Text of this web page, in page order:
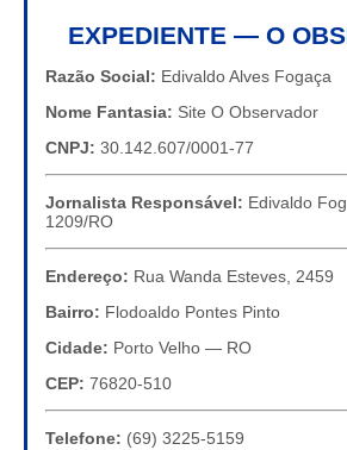
EXPEDIENTE — O
Razão Social: Edivaldo Alves Fogaça
Nome Fantasia: Site O Observador
CNPJ: 30.142.607/0001-77
Jornalista Responsável: Edivaldo
1209/RO
Endereço: Rua Wanda Esteves, 2459
Bairro: Flodoaldo Pontes Pinto
Cidade: Porto Velho — RO
CEP: 76820-510
Telefone: (69) 3225-5159